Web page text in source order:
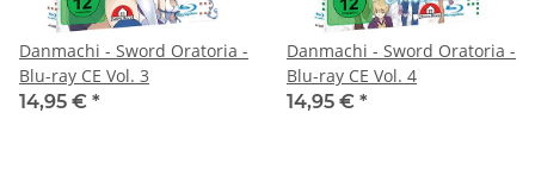
Danmachi - Sword Oratoria -
Blu-ray CE Vol. 3
14,95 € *
Danmachi - Sword Oratoria -
Blu-ray CE Vol. 4
14,95 € *